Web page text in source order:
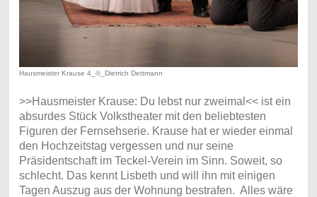
Hausmeister Krause 4_©_Dietrich Dettmann
>>Hausmeister Krause: Du lebst nur zweimal<< ist ein
absurdes Stück Volkstheater mit den beliebtesten
Figuren der Fernsehserie. Krause hat er wieder einmal
den Hochzeitstag vergessen und nur seine
Präsidentschaft im Teckel-Verein im Sinn. Soweit, so
schlecht. Das kennt Lisbeth und will ihn mit einigen
Tagen Auszug aus der Wohnung bestrafen. Alles wäre